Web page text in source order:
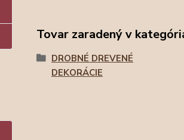
Tovar zaradený v
DROBNÉ DREVENÉ
DEKORÁCIE